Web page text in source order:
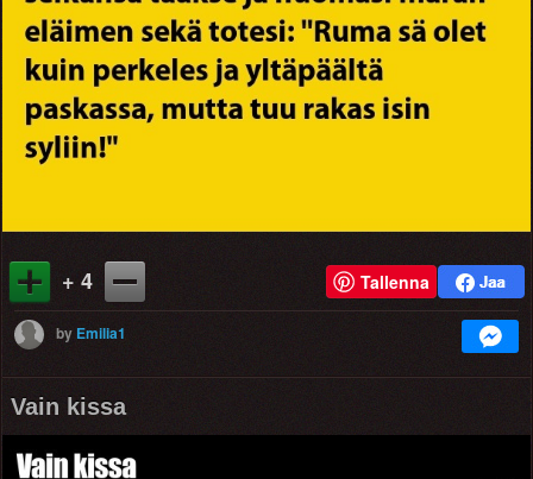
+ 4 Tallenna
by Emilia1
Vain kissa